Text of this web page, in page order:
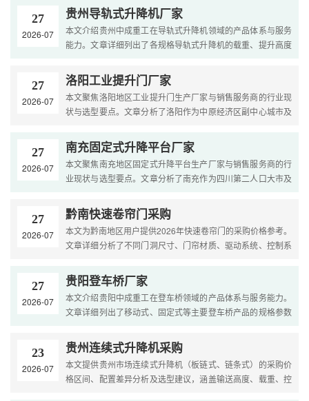
工....
27
2026-07
贵州导轨式升降机厂家
本文介绍贵州中成重工在导轨式升降机领域的产品体系与服务
能力。文章详细列出了各规格导轨式升降机的载重、提升高度
综....
27
2026-07
洛阳工业提升门厂家
本文聚焦洛阳地区工业提升门生产厂家与销售服务商的行业现
状与选型要点。文章分析了洛阳作为中原经济区副中心城市及
业....
27
2026-07
南充固定式升降平台厂家
本文聚焦南充地区固定式升降平台生产厂家与销售服务商的行
业现状与选型要点。文章分析了南充作为四川第二人口大市及
与....
27
2026-07
黔南快速卷帘门采购
本文为黔南地区用户提供2026年快速卷帘门的采购价格参考。
文章详细分析了不同门洞尺寸、门帘材质、驱动系统、控制系
法，....
27
2026-07
贵阳登车桥厂家
本文介绍贵阳中成重工在登车桥领域的产品体系与服务能力。
文章详细列出了移动式、固定式等主要登车桥产品的规格参数
综....
23
2026-07
贵州连续式升降机采购
本文提供贵州市场连续式升降机（板链式、链条式）的采购价
格区间、配置差异分析及选型建议，涵盖输送高度、载重、控